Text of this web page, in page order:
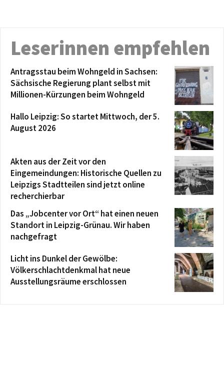
Leserinnen empfehlen
Antragsstau beim Wohngeld in Sachsen:
Sächsische Regierung plant selbst mit
Millionen-Kürzungen beim Wohngeld
Hallo Leipzig: So startet Mittwoch, der 5.
August 2026
Akten aus der Zeit vor den
Eingemeindungen: Historische Quellen zu
Leipzigs Stadtteilen sind jetzt online
recherchierbar
Das „Jobcenter vor Ort“ hat einen neuen
Standort in Leipzig-Grünau. Wir haben
nachgefragt
Licht ins Dunkel der Gewölbe:
Völkerschlachtdenkmal hat neue
Ausstellungsräume erschlossen